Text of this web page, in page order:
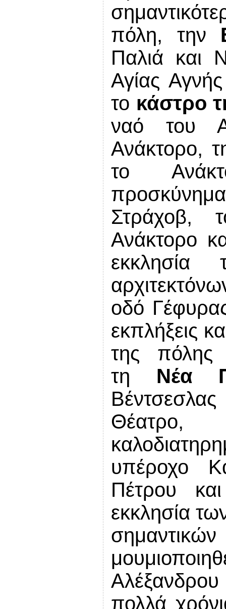
πόλη, την
Παλιά και
Αγίας
το κάστρο
ναό του
Ανάκτορο,
το
Στράχοβ,
Ανάκτορο
οδό
εκπλήξεις
της
τη Νέα
υπέροχο
Πέτρου
εκκλησία
πολλά